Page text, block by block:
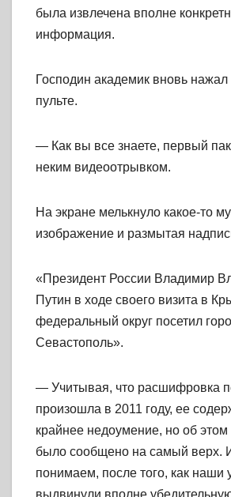
была извлечена вполне
информация.
Господин академик вновь
пульте.
— Как вы все знаете, первый
неким видеоотрывком.
На экране мелькнуло какое-то
изображение и размытая
«Президент России Владимир
Путин в ходе своего визита в
федеральный округ посетил
Севастополь».
— Учитывая, что расшифровка
произошла в 2011 году, ее
крайнее недоумение, но об
было сообщено на самый верх.
понимаем, после того, как наши